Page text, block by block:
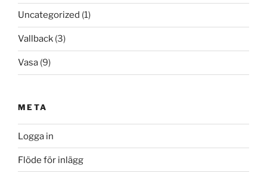
Uncategorized (1)
Vallback (3)
Vasa (9)
META
Logga in
Flöde för inlägg